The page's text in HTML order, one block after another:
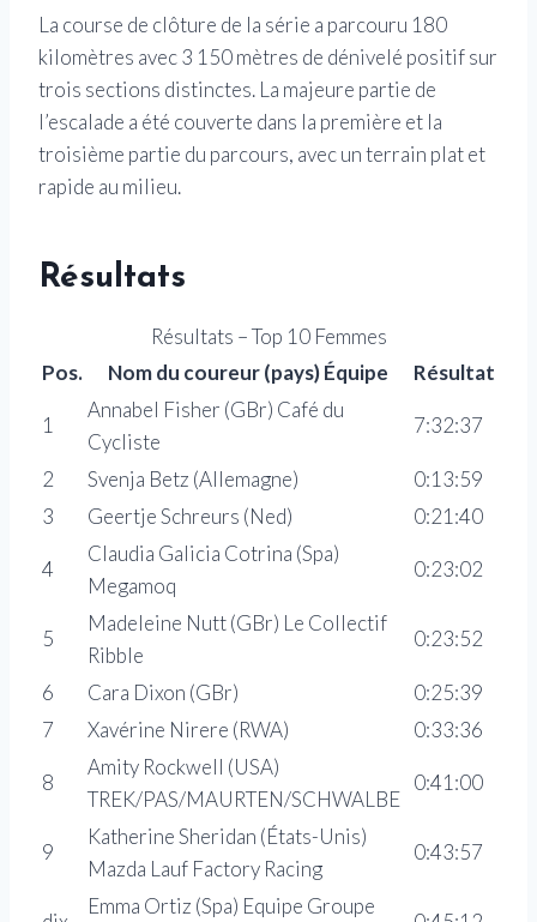
La course de clôture de la série a parcouru 180
kilomètres avec 3 150 mètres de dénivelé positif sur
trois sections distinctes. La majeure partie de
l’escalade a été couverte dans la première et la
troisième partie du parcours, avec un terrain plat et
rapide au milieu.
Résultats
Résultats – Top 10 Femmes
Pos.
Nom du coureur (pays) Équipe Résultat
1
Annabel Fisher (GBr) Café du
Cycliste
7:32:37
2 Svenja Betz (Allemagne)
0:13:59
3
Geertje Schreurs (Ned) 0:21:40
4
Claudia Galicia Cotrina (Spa)
Megamoq
0:23:02
5
Madeleine Nutt (GBr) Le Collectif
Ribble
0:23:52
6 Cara Dixon (GBr)
0:25:39
7
Xavérine Nirere (RWA) 0:33:36
8
Amity Rockwell (USA)
TREK/PAS/MAURTEN/SCHWALBE
0:41:00
9
Katherine Sheridan (États-Unis)
Mazda Lauf Factory Racing
0:43:57
Emma Ortiz (Spa) Equipe Groupe